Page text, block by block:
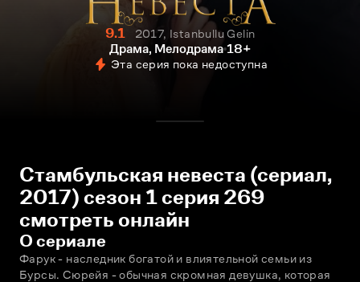
9.1
2017, Istanbullu Gelin
Драма, Мелодрама 18+
Эта серия пока недоступна
Стамбульская невеста (сериал,
2017) сезон 1 серия 269
смотреть онлайн
О сериале
Фарук - наследник богатой и влиятельной семьи из
Бурсы. Сюрейя - обычная скромная девушка, которая